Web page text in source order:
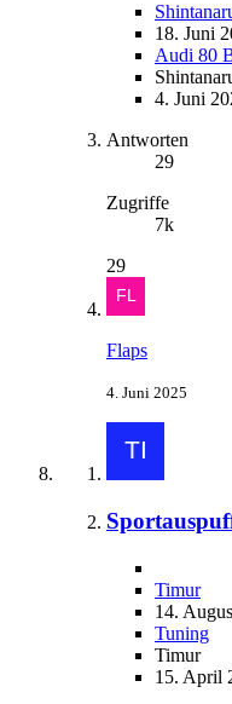
18. Juni
Audi 80
4. Juni
Antworten
29
Zugriffe
7k
29
Flaps
4. Juni 2025
Timur
14.
Tuning
Timur
15. April